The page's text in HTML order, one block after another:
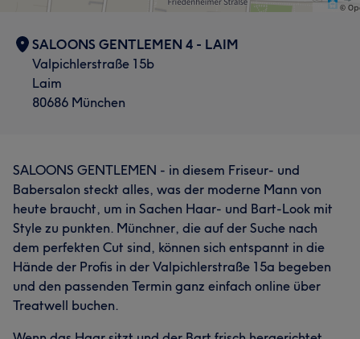
SALOONS GENTLEMEN 4 - LAIM
Valpichlerstraße 15b
Laim
80686 München
SALOONS GENTLEMEN - in diesem Friseur- und
Babersalon steckt alles, was der moderne Mann von
heute braucht, um in Sachen Haar- und Bart-Look mit
Style zu punkten. Münchner, die auf der Suche nach
dem perfekten Cut sind, können sich entspannt in die
Hände der Profis in der Valpichlerstraße 15a begeben
und den passenden Termin ganz einfach online über
Treatwell buchen.